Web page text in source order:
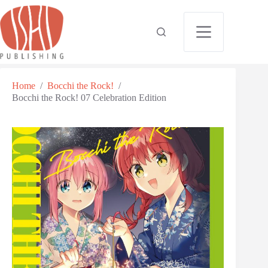
Home / Bocchi the Rock! /
Bocchi the Rock! 07 Celebration Edition